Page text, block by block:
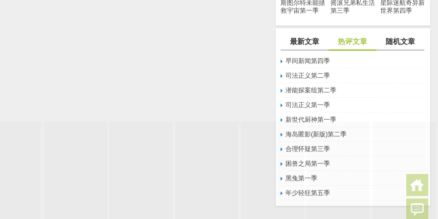
斯图尔特未能拯
救宇宙第一季
摇滚兄弟私生活
第三季
星际迷航奇异新
世界第四季
最新文章 热评文章 随机文章
早间新闻第四季
司法正义第二季
潜能探案组第二季
司法正义第一季
新世代厨神第一季
海岛匿影(新版)第二季
合理怀疑第三季
困兽之局第一季
黑兔第一季
年少轻狂第五季